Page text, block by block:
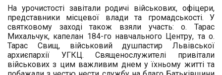
На урочистості завітали родичі військових, офіцери,
представники місцевої влади та громадськості. У
святковому заході також взяли участь:о. Тарас
Михальчук, капелан 184-го навчального Центру, та о.
Тарас Свищ, військовий душпастир Львівської
архиєпархії УГКЦ. Священослужителі привітали
військових з цим важливим днем у їхньому житті та